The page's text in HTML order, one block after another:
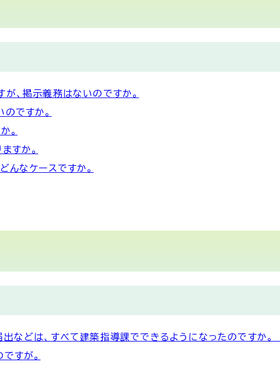
、掲示義務はないのですか。
ですか。
。
すか。
んなケースですか。
などは、すべて建築指導課でできるようになったのですか。
すが。